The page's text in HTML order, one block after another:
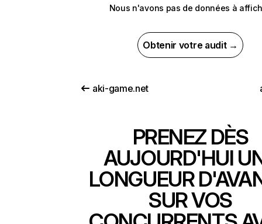
Nous n'avons pas de données à
Obtenir votre audit →
aki-game.net
PRENEZ DÈS
AUJOURD'HUI
LONGUEUR
SUR VOS